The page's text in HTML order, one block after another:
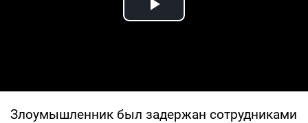
Play Video
Злоумышленник был задержан сотрудниками